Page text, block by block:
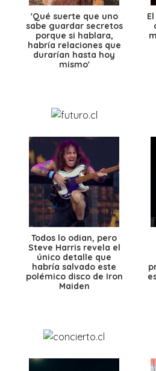
'Qué suerte que uno
sabe guardar secretos
porque si hablara,
habría relaciones que
durarían hasta hoy
mismo'
Todos lo odian, pero
Steve Harris revela el
único detalle que
habría salvado este
polémico disco de Iron
Maiden